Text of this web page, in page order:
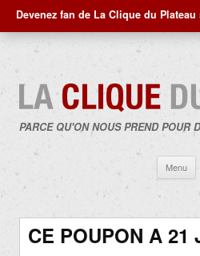
Devenez fan de La Clique du
PARCE QU'ON NOUS PREND POUR
Menu
CE POUPON A 21